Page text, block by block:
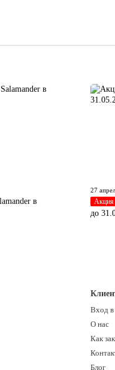
в
27
Акция
до
Вход в
О нас
Как
Блог